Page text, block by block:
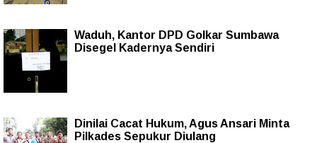
Waduh, Kantor DPD Golkar Sumbawa
Disegel Kadernya Sendiri
Dinilai Cacat Hukum, Agus Ansari Minta
Pilkades Sepukur Diulang